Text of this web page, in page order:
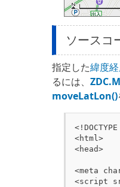
ソースコ
指定した緯度
るには、
moveLatLon()
<html>
<head>
<meta